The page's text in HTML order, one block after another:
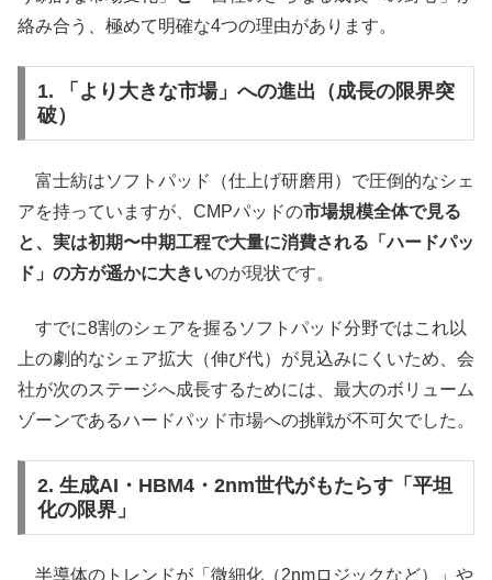
絡み合う、極めて明確な4つの理由があります。
1. 「より大きな市場」への進出（成長の限界突
破）
富士紡はソフトパッド（仕上げ研磨用）で圧倒的なシェ
アを持っていますが、CMPパッドの市場規模全体で見る
と、実は初期〜中期工程で大量に消費される「ハードパッ
ド」の方が遥かに大きいのが現状です。
すでに8割のシェアを握るソフトパッド分野ではこれ以
上の劇的なシェア拡大（伸び代）が見込みにくいため、会
社が次のステージへ成長するためには、最大のボリューム
ゾーンであるハードパッド市場への挑戦が不可欠でした。
2. 生成AI・HBM4・2nm世代がもたらす「平坦
化の限界」
半導体のトレンドが「微細化（2nmロジックなど）」や